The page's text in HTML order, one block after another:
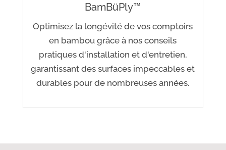
BamBüPly™
Optimisez la longévité de vos comptoirs
en bambou grâce à nos conseils
pratiques d'installation et d'entretien,
garantissant des surfaces impeccables et
durables pour de nombreuses années.